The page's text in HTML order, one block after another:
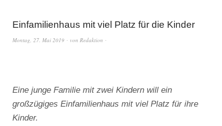
Einfamilienhaus mit viel Platz für die Kinder
Montag, 27. Mai 2019 von Redaktion
Eine junge Familie mit zwei Kindern will ein
großzügiges Einfamilienhaus mit viel Platz für ihre
Kinder.